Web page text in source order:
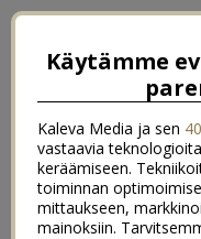
Käytämme
Kaleva Media ja sen
vastaavia
keräämiseen.
toiminnan
mittaukseen,
mainoksiin.